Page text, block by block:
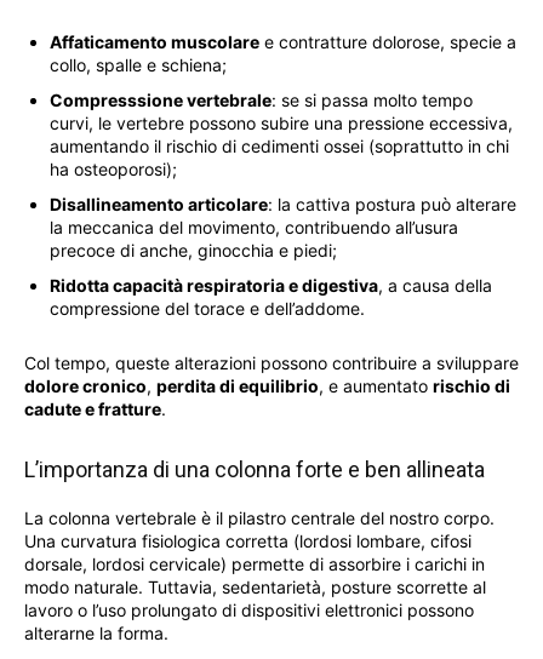
Affaticamento muscolare e contratture dolorose, specie a
collo, spalle e schiena;
Compresssione vertebrale: se si passa molto tempo
curvi, le vertebre possono subire una pressione eccessiva,
aumentando il rischio di cedimenti ossei (soprattutto in chi
ha osteoporosi);
Disallineamento articolare: la cattiva postura può alterare
la meccanica del movimento, contribuendo all’usura
precoce di anche, ginocchia e piedi;
Ridotta capacità respiratoria e digestiva, a causa della
compressione del torace e dell’addome.
Col tempo, queste alterazioni possono contribuire a sviluppare
dolore cronico, perdita di equilibrio, e aumentato rischio di
cadute e fratture.
L’importanza di una colonna forte e ben allineata
La colonna vertebrale è il pilastro centrale del nostro corpo.
Una curvatura fisiologica corretta (lordosi lombare, cifosi
dorsale, lordosi cervicale) permette di assorbire i carichi in
modo naturale. Tuttavia, sedentarietà, posture scorrette al
lavoro o l’uso prolungato di dispositivi elettronici possono
alterarne la forma.